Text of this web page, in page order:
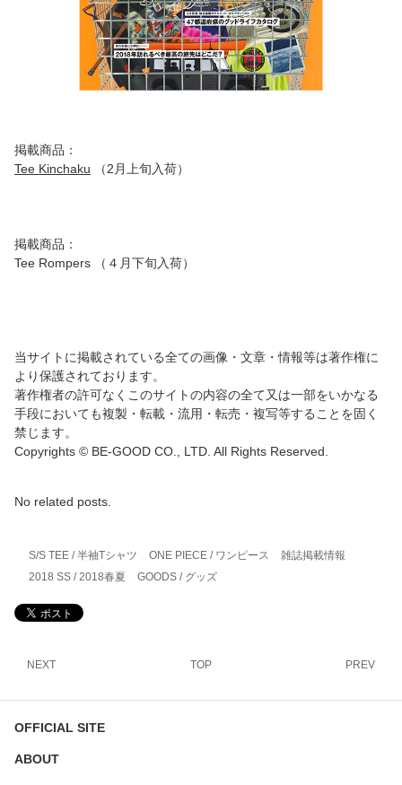
掲載商品：
Tee Kinchaku （2月上旬入荷）
掲載商品：
Tee Rompers （４月下旬入荷）
当サイトに掲載されている全ての画像・文章・情報等は著作権に
より保護されております。
著作権者の許可なくこのサイトの内容の全て又は一部をいかなる
手段においても複製・転載・流用・転売・複写等することを固く
禁じます。
Copyrights © BE-GOOD CO., LTD. All Rights Reserved.
No related posts.
S/S TEE / 半袖Tシャツ ONE PIECE / ワンピース
雑誌掲載情報
2018 SS / 2018春夏
GOODS / グッズ
NEXT TOP PREV
OFFICIAL SITE
ABOUT